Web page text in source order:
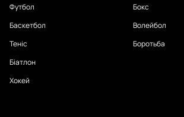
Футбол
Баскетбол
Теніс
Біатлон
Хокей
Бокс
Волейбол
Боротьба